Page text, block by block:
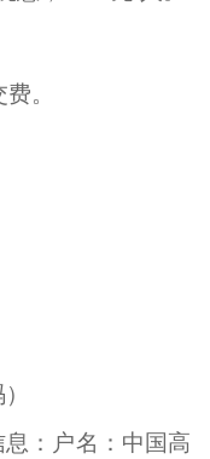
。
：户名：中国高